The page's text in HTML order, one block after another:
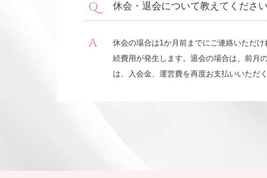
休会・退会について教えてください
休会の場合は1か月前までにご連絡いただ
続費用が発生します。退会の場合は、前月
は、入会金、運営費を再度お支払いいただ